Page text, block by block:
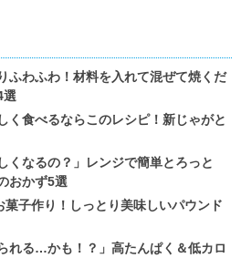
ふわふわ！材料を入れて混ぜて焼くだ
選
く食べるならこのレシピ！新じゃがと
くなるの？」レンジで簡単とろっと
おかず5選
子作り！しっとり美味しいパウンド
れる…かも！？」高たんぱく＆低カロ